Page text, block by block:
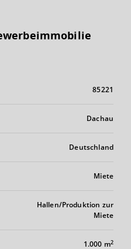
85221
Dachau
Deutschland
Miete
Hallen/Produktion zur
Miete
1.000 m2